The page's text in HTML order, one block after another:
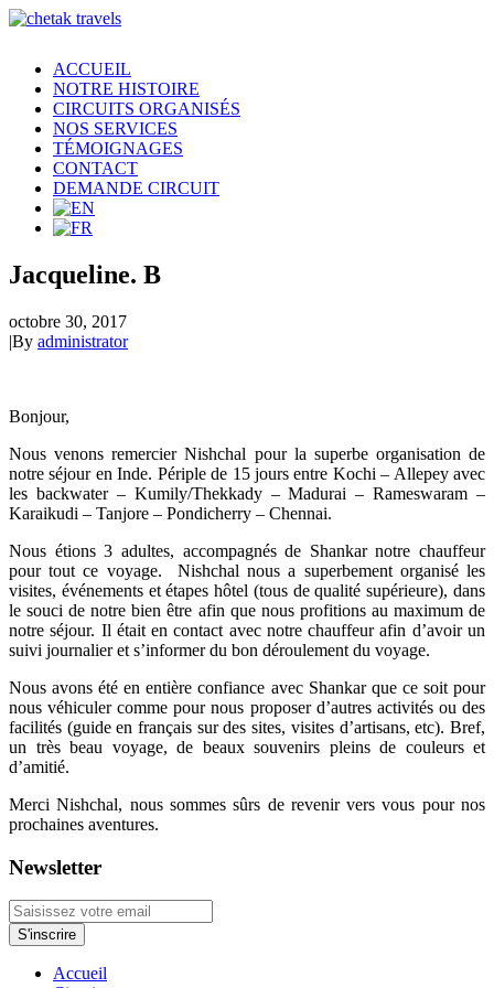
ACCUEIL
NOTRE HISTOIRE
CIRCUITS ORGANISÉS
NOS SERVICES
TÉMOIGNAGES
CONTACT
DEMANDE CIRCUIT
Jacqueline. B
octobre 30, 2017
|By administrator
Bonjour,
Nous venons remercier Nishchal pour la superbe organisation de
notre séjour en Inde. Périple de 15 jours entre Kochi – Allepey avec
les backwater – Kumily/Thekkady – Madurai – Rameswaram –
Karaikudi – Tanjore – Pondicherry – Chennai.
Nous étions 3 adultes, accompagnés de Shankar notre chauffeur
pour tout ce voyage. Nishchal nous a superbement organisé les
visites, événements et étapes hôtel (tous de qualité supérieure), dans
le souci de notre bien être afin que nous profitions au maximum de
notre séjour. Il était en contact avec notre chauffeur afin d’avoir un
suivi journalier et s’informer du bon déroulement du voyage.
Nous avons été en entière confiance avec Shankar que ce soit pour
nous véhiculer comme pour nous proposer d’autres activités ou des
facilités (guide en français sur des sites, visites d’artisans, etc). Bref,
un très beau voyage, de beaux souvenirs pleins de couleurs et
d’amitié.
Merci Nishchal, nous sommes sûrs de revenir vers vous pour nos
prochaines aventures.
Newsletter
Accueil